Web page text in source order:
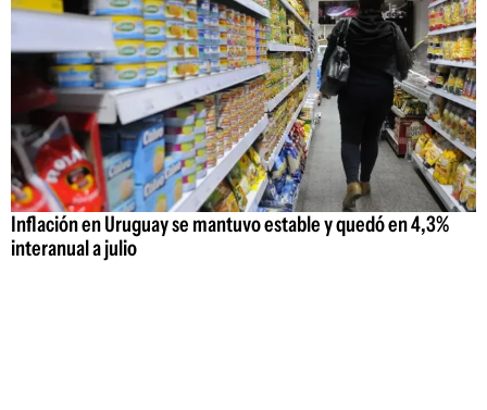
Inflación en Uruguay se mantuvo estable y quedó en 4,3%
interanual a julio